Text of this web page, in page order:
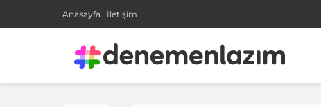
Anasayfa İletişim